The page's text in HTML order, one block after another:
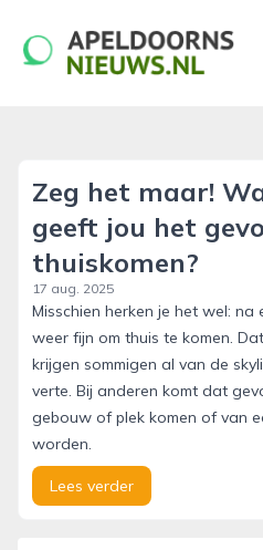
apeldoornsnieuws.nl
Zeg het maar!
geeft jou het
thuiskomen?
17 aug. 2025
Misschien herken je het wel:
weer fijn om thuis te komen.
krijgen sommigen al van de
verte. Bij anderen komt dat
gebouw of plek komen of van
worden.
Lees verder